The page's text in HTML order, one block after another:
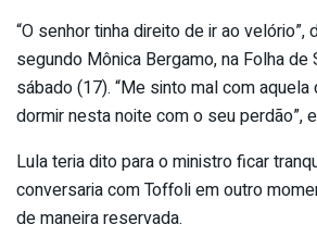
“O senhor tinha direito de ir ao velório”,
segundo Mônica Bergamo, na Folha
sábado (17). “Me sinto mal com aquela
dormir nesta noite com o seu perdão”,
Lula teria dito para o ministro ficar
conversaria com Toffoli em outro
de maneira reservada.